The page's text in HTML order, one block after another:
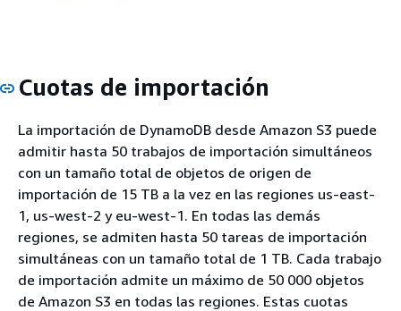
Cuotas de importación
La importación de DynamoDB desde Amazon S3 puede
admitir hasta 50 trabajos de importación simultáneos
con un tamaño total de objetos de origen de
importación de 15 TB a la vez en las regiones us-east-
1, us-west-2 y eu-west-1. En todas las demás
regiones, se admiten hasta 50 tareas de importación
simultáneas con un tamaño total de 1 TB. Cada trabajo
de importación admite un máximo de 50 000 objetos
de Amazon S3 en todas las regiones. Estas cuotas